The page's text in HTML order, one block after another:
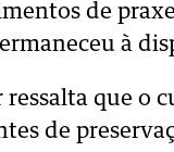
de
à
que o
de